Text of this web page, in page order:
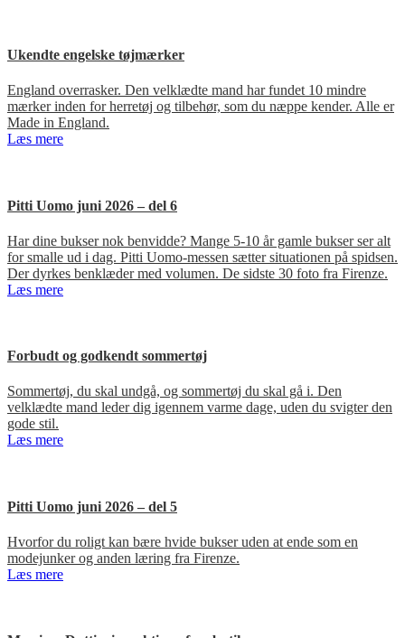
Ukendte engelske tøjmærker
England overrasker. Den velklædte mand har fundet 10 mindre
mærker inden for herretøj og tilbehør, som du næppe kender. Alle er
Made in England.
Læs mere
Pitti Uomo juni 2026 – del 6
Har dine bukser nok benvidde? Mange 5-10 år gamle bukser ser alt
for smalle ud i dag. Pitti Uomo-messen sætter situationen på spidsen.
Der dyrkes benklæder med volumen. De sidste 30 foto fra Firenze.
Læs mere
Forbudt og godkendt sommertøj
Sommertøj, du skal undgå, og sommertøj du skal gå i. Den
velklædte mand leder dig igennem varme dage, uden du svigter den
gode stil.
Læs mere
Pitti Uomo juni 2026 – del 5
Hvorfor du roligt kan bære hvide bukser uden at ende som en
modejunker og anden læring fra Firenze.
Læs mere